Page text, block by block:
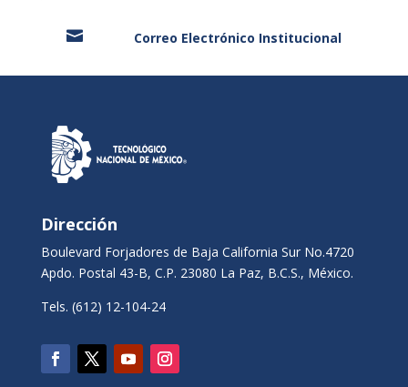
 Correo Electrónico Institucional
Dirección
Boulevard Forjadores de Baja California Sur No.4720
Apdo. Postal 43-B, C.P. 23080 La Paz, B.C.S., México.
Tels. (612) 12-104-24